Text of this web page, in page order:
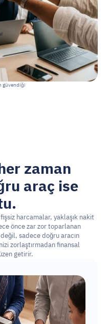
güvendiği
zaman
araç ise
harcamalar, yaklaşık nakit
önce zar zor toparlanan
sadece doğru aracın
zorlaştırmadan finansal
getirir.